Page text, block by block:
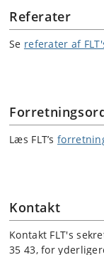
Referater
Se referater af
Læs FLT’s
Kontakt
Kontakt FLT's
35 43, for